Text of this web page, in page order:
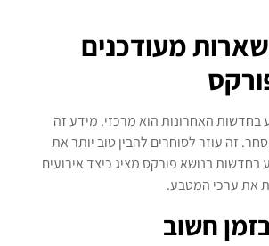
מעודכנים
האחרונות הוא מרכזי. מידע זה
זה עוזר לסוחרים להבין טוב יותר את
בחדשות בנושא פורקס מציג כיצד אירועים
את ערכי המטבע.
חשוב